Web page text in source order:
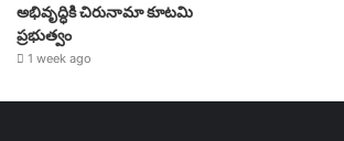
అభివృద్ధికి చిరునామా కూటమి
ప్రభుత్వం
1 week ago